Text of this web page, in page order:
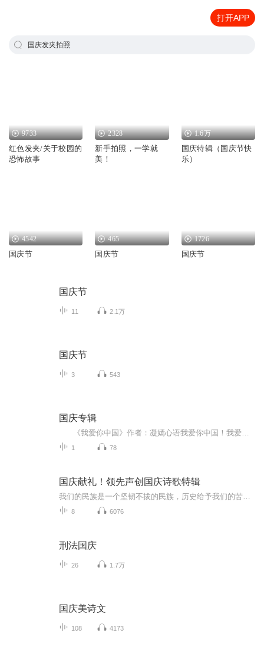
打开APP
国庆发夹拍照
9733
红色发夹/关于校园的
恐怖故事
2328
新手拍照，一学就
美！
1.6万
国庆特辑（国庆节快
乐）
4542
国庆节
465
国庆节
1726
国庆节
国庆节
11 2.1万
国庆节
3 543
国庆专辑
1 78
国庆献礼！领先声创国庆诗歌特辑
8 6076
刑法国庆
26 1.7万
国庆美诗文
108 4173